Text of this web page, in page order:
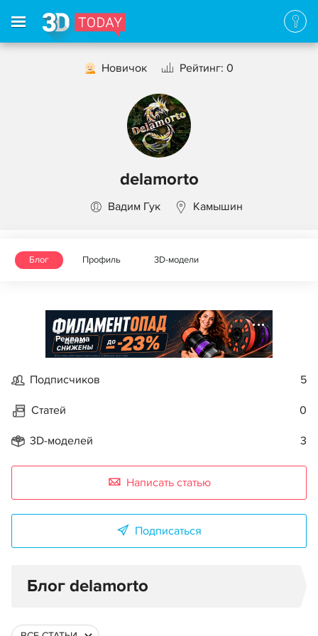
Новичок Рейтинг: 0
delamorto
Вадим Гук Камышин
Блог Профиль 3D-модели
Реклама
Подписчиков 5
Статей 0
3D-моделей 3
Написать статью
Подписаться
Блог delamorto